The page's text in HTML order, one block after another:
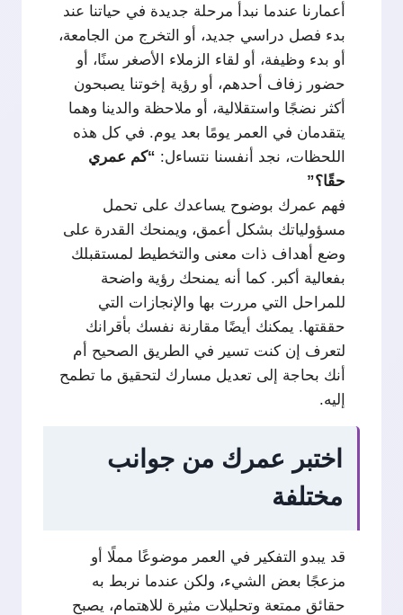
أعمارنا عندما نبدأ مرحلة جديدة في حياتنا عند
بدء فصل دراسي جديد، أو التخرج من الجامعة،
أو بدء وظيفة، أو لقاء الزملاء الأصغر سنًا، أو
حضور زفاف أحدهم، أو رؤية إخوتنا يصبحون
أكثر نضجًا واستقلالية، أو ملاحظة والدينا وهما
يتقدمان في العمر يومًا بعد يوم. في كل هذه
اللحظات، نجد أنفسنا نتساءل: “كم عمري
حقًا؟”
فهم عمرك بوضوح يساعدك على تحمل
مسؤولياتك بشكل أعمق، ويمنحك القدرة على
وضع أهداف ذات معنى والتخطيط لمستقبلك
بفعالية أكبر. كما أنه يمنحك رؤية واضحة
للمراحل التي مررت بها والإنجازات التي
حققتها. يمكنك أيضًا مقارنة نفسك بأقرانك
لتعرف إن كنت تسير في الطريق الصحيح أم
أنك بحاجة إلى تعديل مسارك لتحقيق ما تطمح
إليه.
اختبر عمرك من جوانب
مختلفة
قد يبدو التفكير في العمر موضوعًا مملًا أو
مزعجًا بعض الشيء، ولكن عندما نربط به
حقائق ممتعة وتحليلات مثيرة للاهتمام، يصبح